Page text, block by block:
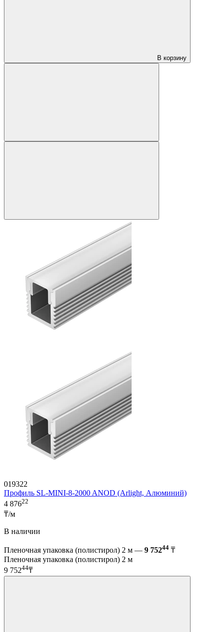
В корзину
019322
Профиль SL-MINI-8-2000 ANOD (Arlight, Алюминий)
4 87622
₸/м
В наличии
Пленочная упаковка (полистирол) 2 м — 9 75244 ₸
Пленочная упаковка (полистирол) 2 м
9 75244₸